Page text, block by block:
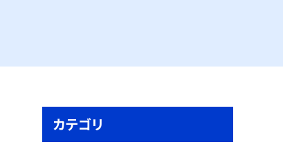
カテゴリ